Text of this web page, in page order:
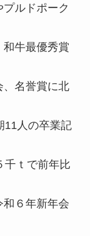
ルドポーク
牛最優秀賞
名誉賞に北
11人の卒業記
ｔで前年比
６年新年会